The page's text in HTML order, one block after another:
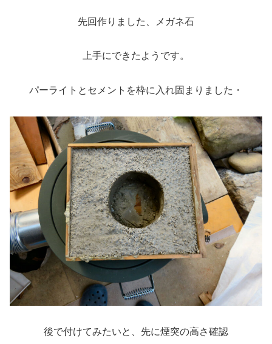
先回作りました、メガネ石
上手にできたようです。
パーライトとセメントを枠に入れ固まりました・
後で付けてみたいと、先に煙突の高さ確認